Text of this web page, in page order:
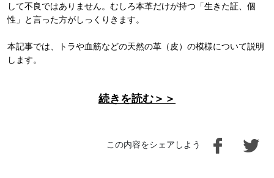
して不良ではありません。むしろ本革だけが持つ「生きた証、個
性」と言った方がしっくりきます。
本記事では、トラや血筋などの天然の革（皮）の模様について説明
します。
続きを読む＞＞
この内容をシェアしよう